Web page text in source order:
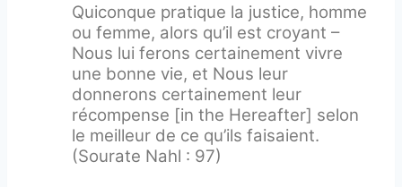
Quiconque pratique la justice, homme
ou femme, alors qu’il est croyant –
Nous lui ferons certainement vivre
une bonne vie, et Nous leur
donnerons certainement leur
récompense [in the Hereafter] selon
le meilleur de ce qu’ils faisaient.
(Sourate Nahl : 97)